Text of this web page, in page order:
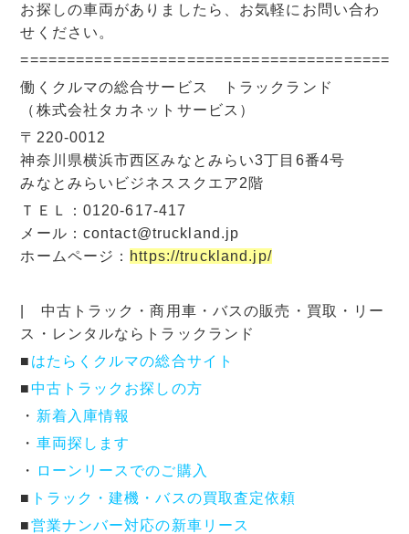
お探しの車両がありましたら、お気軽にお問い合わ
せください。
=========================================
働くクルマの総合サービス トラックランド
（株式会社タカネットサービス）
〒220-0012
神奈川県横浜市西区みなとみらい3丁目6番4号
みなとみらいビジネススクエア2階
ＴＥＬ：0120-617-417
メール：contact@truckland.jp
ホームページ： https://truckland.jp/
| 中古トラック・商用車・バスの販売・買取・リー
ス・レンタルならトラックランド
■ はたらくクルマの総合サイト
■中古トラックお探しの方
・ 新着入庫情報
・ 車両探します
・
ローンリースでのご購入
■ トラック・建機・バスの買取査定依頼
■営業ナンバー対応の新車リース